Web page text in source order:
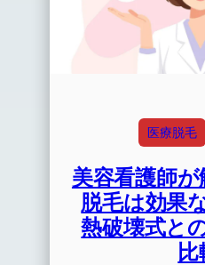
医療脱毛
美容看護師
脱毛は効果
熱破壊式と